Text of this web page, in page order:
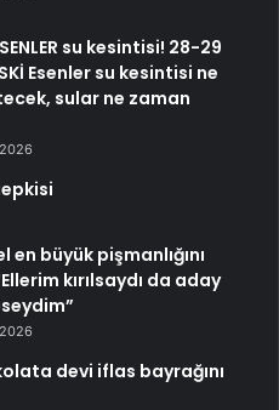
su kesintisi! 28-29
Esenler su kesintisi ne
sular ne zaman
en büyük pişmanlığını
kırılsaydı da aday
devi iflas bayrağını